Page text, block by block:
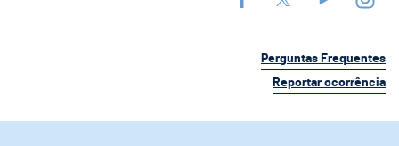
Perguntas Frequentes
Reportar ocorrência